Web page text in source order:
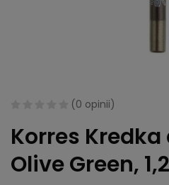
(0 opinii)
Korres
Olive Green,